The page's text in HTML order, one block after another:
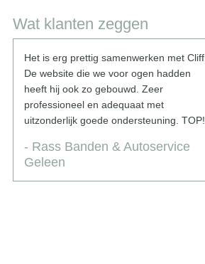
Wat klanten zeggen
Het is erg prettig samenwerken met Cliff.
De website die we voor ogen hadden
heeft hij ook zo gebouwd. Zeer
professioneel en adequaat met
uitzonderlijk goede ondersteuning. TOP!
- Rass Banden & Autoservice
Geleen